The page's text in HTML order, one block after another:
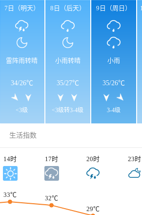
7日（明天）
雷阵雨转晴
34/26℃
<3级
8日（后天）
小雨转晴
35/27℃
<3级转3-4级
9日（周日）
小雨
35/26℃
3-4级
生活指数
14时 17时 20时 23时
33℃
32℃
29℃